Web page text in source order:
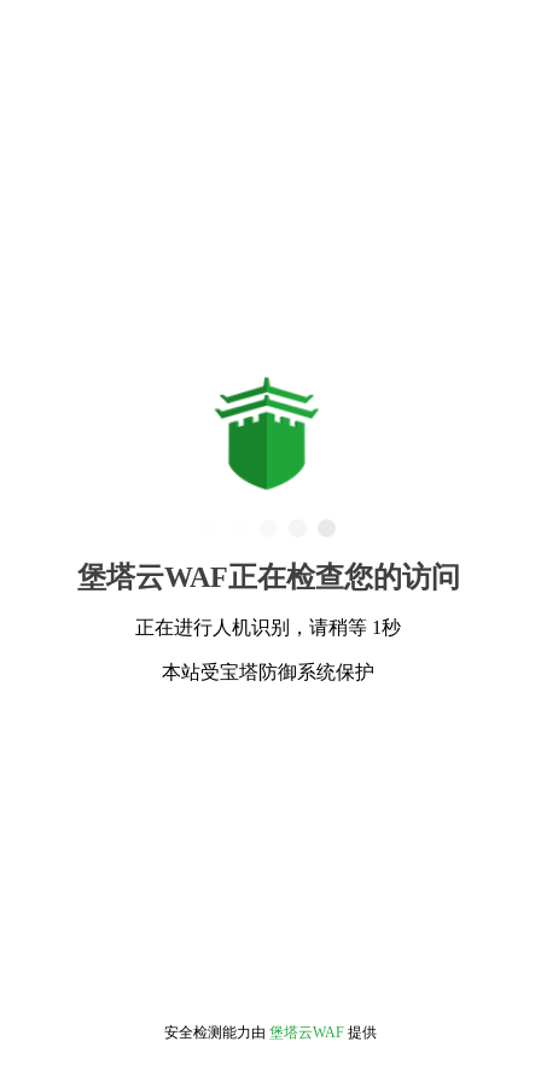
堡塔云WAF正在检查您的访问
正在进行人机识别，请稍等 1秒
本站受宝塔防御系统保护
安全检测能力由 堡塔云WAF 提供